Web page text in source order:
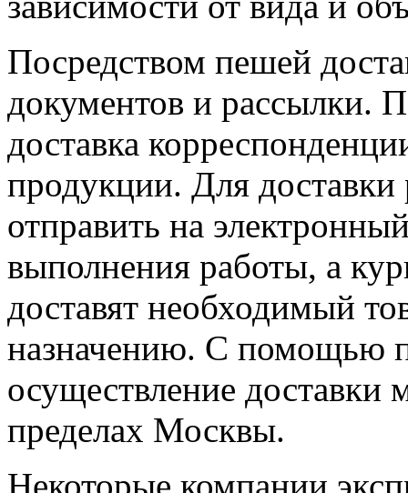
Посредством пешей
документов и рассылки.
доставка
продукции. Для доставки
отправить на
выполнения работы, а
доставят необходимый
назначению. С помощью
осуществление доставки
пределах Москвы.
Некоторые компании